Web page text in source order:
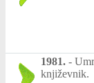
1981. -
književnik.